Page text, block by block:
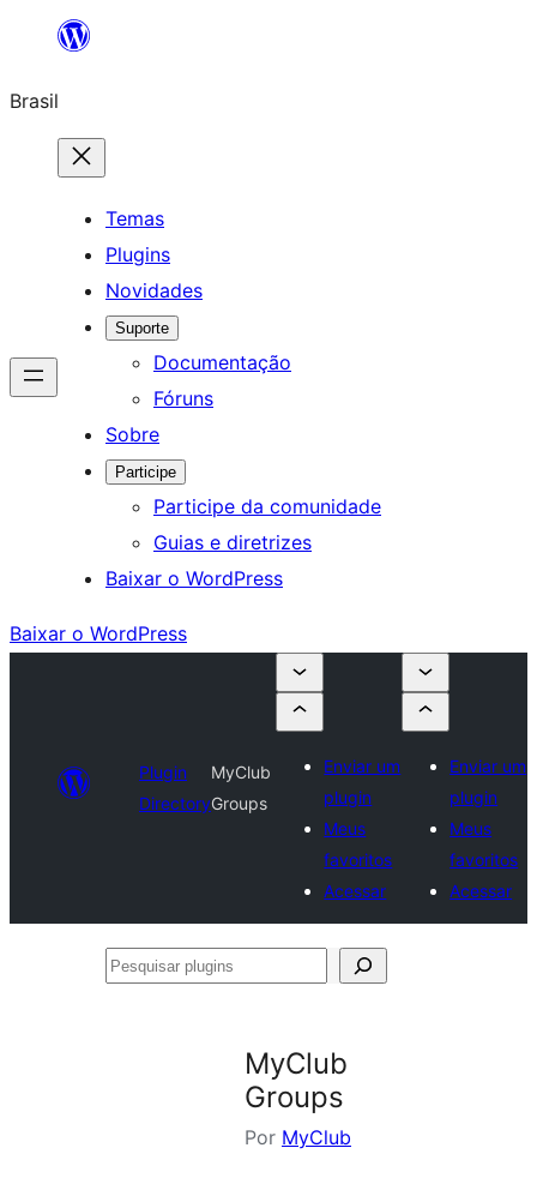
o
conteúdo
Brasil
Temas
Plugins
Novidades
Suporte
Documentação
Fóruns
Sobre
Participe
Participe da comunidade
Guias e diretrizes
Baixar o WordPress
Baixar o WordPress
Plugin
Directory
MyClub
Groups
Enviar um
plugin
Meus
favoritos
Acessar
Enviar um
plugin
Meus
favoritos
Acessar
Pesquisar
MyClub
Groups
Por MyClub